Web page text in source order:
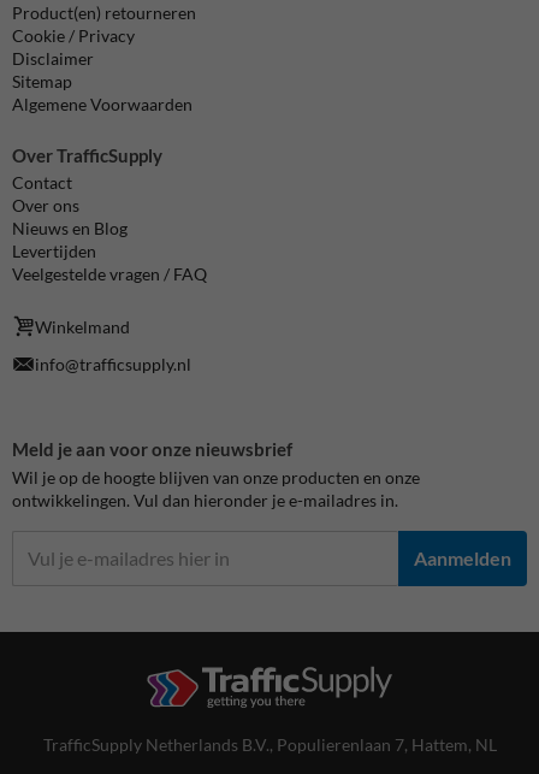
Product(en) retourneren
Cookie / Privacy
Disclaimer
Sitemap
Algemene Voorwaarden
Over TrafficSupply
Contact
Over ons
Nieuws en Blog
Levertijden
Veelgestelde vragen / FAQ
Winkelmand
info@trafficsupply.nl
Meld je aan voor onze nieuwsbrief
Wil je op de hoogte blijven van onze producten en onze
ontwikkelingen. Vul dan hieronder je e-mailadres in.
Aanmelden
TrafficSupply Netherlands B.V., Populierenlaan 7, Hattem, NL